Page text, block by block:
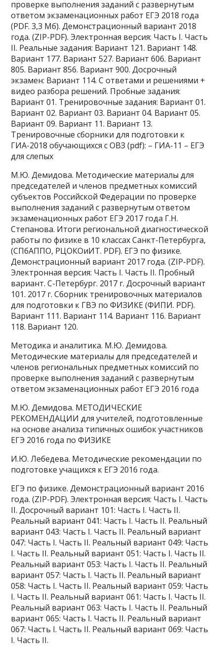
проверке выполнения заданий с развернутым
ответом экзаменационных работ ЕГЭ 2018 года
(PDF. 3,3 Мб). Демонстрационный вариант 2018
года. (ZIP-PDF). Электронная версия: Часть I. Часть
II. Реальные задания: Вариант 121. Вариант 148.
Вариант 177. Вариант 527. Вариант 606. Вариант
805. Вариант 856. Вариант 900. Досрочный
экзамен: Вариант 114. С ответами и решениями +
видео разбора решений. Пробные задания:
Вариант 01. Тренировочные задания: Вариант 01.
Вариант 02. Вариант 03. Вариант 04. Вариант 05.
Вариант 09. Вариант 11. Вариант 13.
Тренировочные сборники для подготовки к
ГИА-2018 обучающихся с ОВЗ (pdf): – ГИА-11 – ЕГЭ
для слепых
М.Ю. Демидова. Методические материалы для
председателей и членов предметных комиссий
субъектов Российской Федерации по проверке
выполнения заданий с развернутым ответом
экзаменационных работ ЕГЭ 2017 года Г.Н.
Степанова. Итоги региональной диагностической
работы по физике в 10 классах Санкт-Петербурга,
(СПбАППО, РЦОКОиИТ. PDF). ЕГЭ по физике.
Демонстрационный вариант 2017 года. (ZIP-PDF).
Электронная версия: Часть I. Часть II. Пробный
вариант. С-Петербург. 2017 г. Досрочный вариант
101. 2017 г. Сборник тренировочных материалов
для подготовки к ГВЭ по ФИЗИКЕ (ФИПИ. PDF).
Вариант 111. Вариант 114. Вариант 116. Вариант
118. Вариант 120.
Методика и аналитика. М.Ю. Демидова.
Методические материалы для председателей и
членов региональных предметных комиссий по
проверке выполнения заданий с развернутым
ответом экзаменационных работ ЕГЭ 2016 года
М.Ю. Демидова. МЕТОДИЧЕСКИЕ
РЕКОМЕНДАЦИИ для учителей, подготовленные
на основе анализа типичных ошибок участников
ЕГЭ 2016 года по ФИЗИКЕ
И.Ю. Лебедева. Методические рекомендации по
подготовке учащихся к ЕГЭ 2016 года.
ЕГЭ по физике. Демонстрационный вариант 2016
года. (ZIP-PDF). Электронная версия: Часть I. Часть
II. Досрочный вариант 101: Часть I. Часть II.
Реальный вариант 041: Часть I. Часть II. Реальный
вариант 043: Часть I. Часть II. Реальный вариант
047: Часть I. Часть II. Реальный вариант 049: Часть
I. Часть II. Реальный вариант 051: Часть I. Часть II.
Реальный вариант 053: Часть I. Часть II. Реальный
вариант 057: Часть I. Часть II. Реальный вариант
058: Часть I. Часть II. Реальный вариант 059: Часть
I. Часть II. Реальный вариант 061: Часть I. Часть II.
Реальный вариант 063: Часть I. Часть II. Реальный
вариант 065: Часть I. Часть II. Реальный вариант
067: Часть I. Часть II. Реальный вариант 069: Часть
I. Часть II.